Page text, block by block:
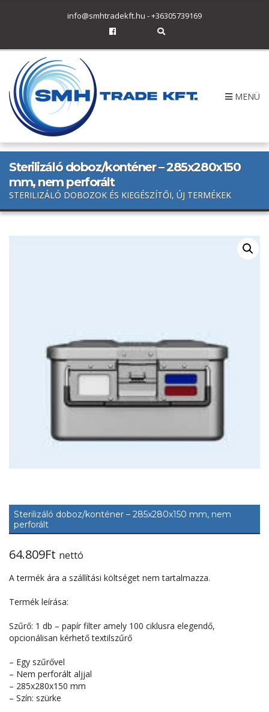
info@smhtradekft.hu -+36305739169
:
E
p
e
f
r
m
MENÜ
Sterilizáló doboz/konténer – 285x280x150
mm, nem perforált
STERILIZÁLÓ DOBOZOK ÉS KIEGÉSZÍTŐI, ÚJ TERMÉKEK
Sterilizáló doboz/konténer – 285x280x150 mm, nem
perforált
64.809Ft nettó
A termék ára a szállítási költséget nem tartalmazza.
Termék leírása:
Szűrő: 1 db – papír filter amely 100 ciklusra elegendő,
opcionálisan kérhető textilszűrő
– Egy szűrővel
– Nem perforált aljjal
– 285x280x150 mm
– Szín: szürke